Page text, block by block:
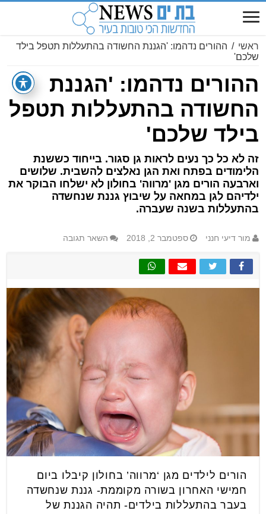
ראשי / ההורים נדהמו: 'הגננת החשודה בהתעללות תטפל בילד
שלכם'
ההורים נדהמו: 'הגננת
החשודה בהתעללות תטפל
בילד שלכם'
זה לא כל כך נעים לראות גן סגור. בייחוד כששנת
הלימודים בפתח ואת הגן נאלצים להשבית. שלושים
וארבעה הורים מגן 'מרווה' בחולון לא ישלחו הבוקר את
ילדיהם לגן במחאה על שיבוץ גננת שנחשדה
בהתעללות בשנה שעברה.
מור דיעי חנני ספטמבר 2, 2018 השאר תגובה
הורים לילדים מגן ‘מרווה’ בחולון קיבלו ביום
חמישי האחרון בשורה מקוממת- גננת שנחשדה
בעבר בהתעללות בילדים- תהיה הגננת של